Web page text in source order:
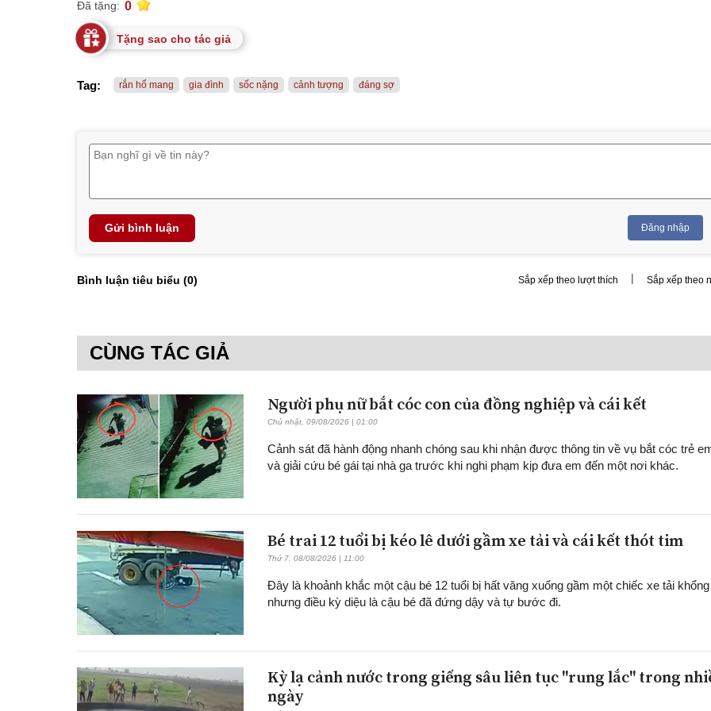
Đã tặng: 0
Tặng sao cho tác giả
Tag: rắn hổ mang gia đình sốc nặng cảnh tượng đáng sợ
Gửi bình luận Đăng nhập
Bình luận tiêu biểu (0) Sắp xếp theo lượt thích | Sắp xếp theo
CÙNG TÁC GIẢ
Người phụ nữ bắt cóc con của đồng nghiệp và cái kết
Chủ nhật, 09/08/2026 | 01:00
Cảnh sát đã hành động nhanh chóng sau khi nhận được thông tin về vụ bắt cóc trẻ
và giải cứu bé gái tại nhà ga trước khi nghi phạm kịp đưa em đến một nơi khác.
Bé trai 12 tuổi bị kéo lê dưới gầm xe tải và cái kết thót tim
Thứ 7, 08/08/2026 | 11:00
Đây là khoảnh khắc một cậu bé 12 tuổi bị hất văng xuống gầm một chiếc xe tải
nhưng điều kỳ diệu là cậu bé đã đứng dậy và tự bước đi.
Kỳ lạ cảnh nước trong giếng sâu liên tục "rung lắc" trong
ngày